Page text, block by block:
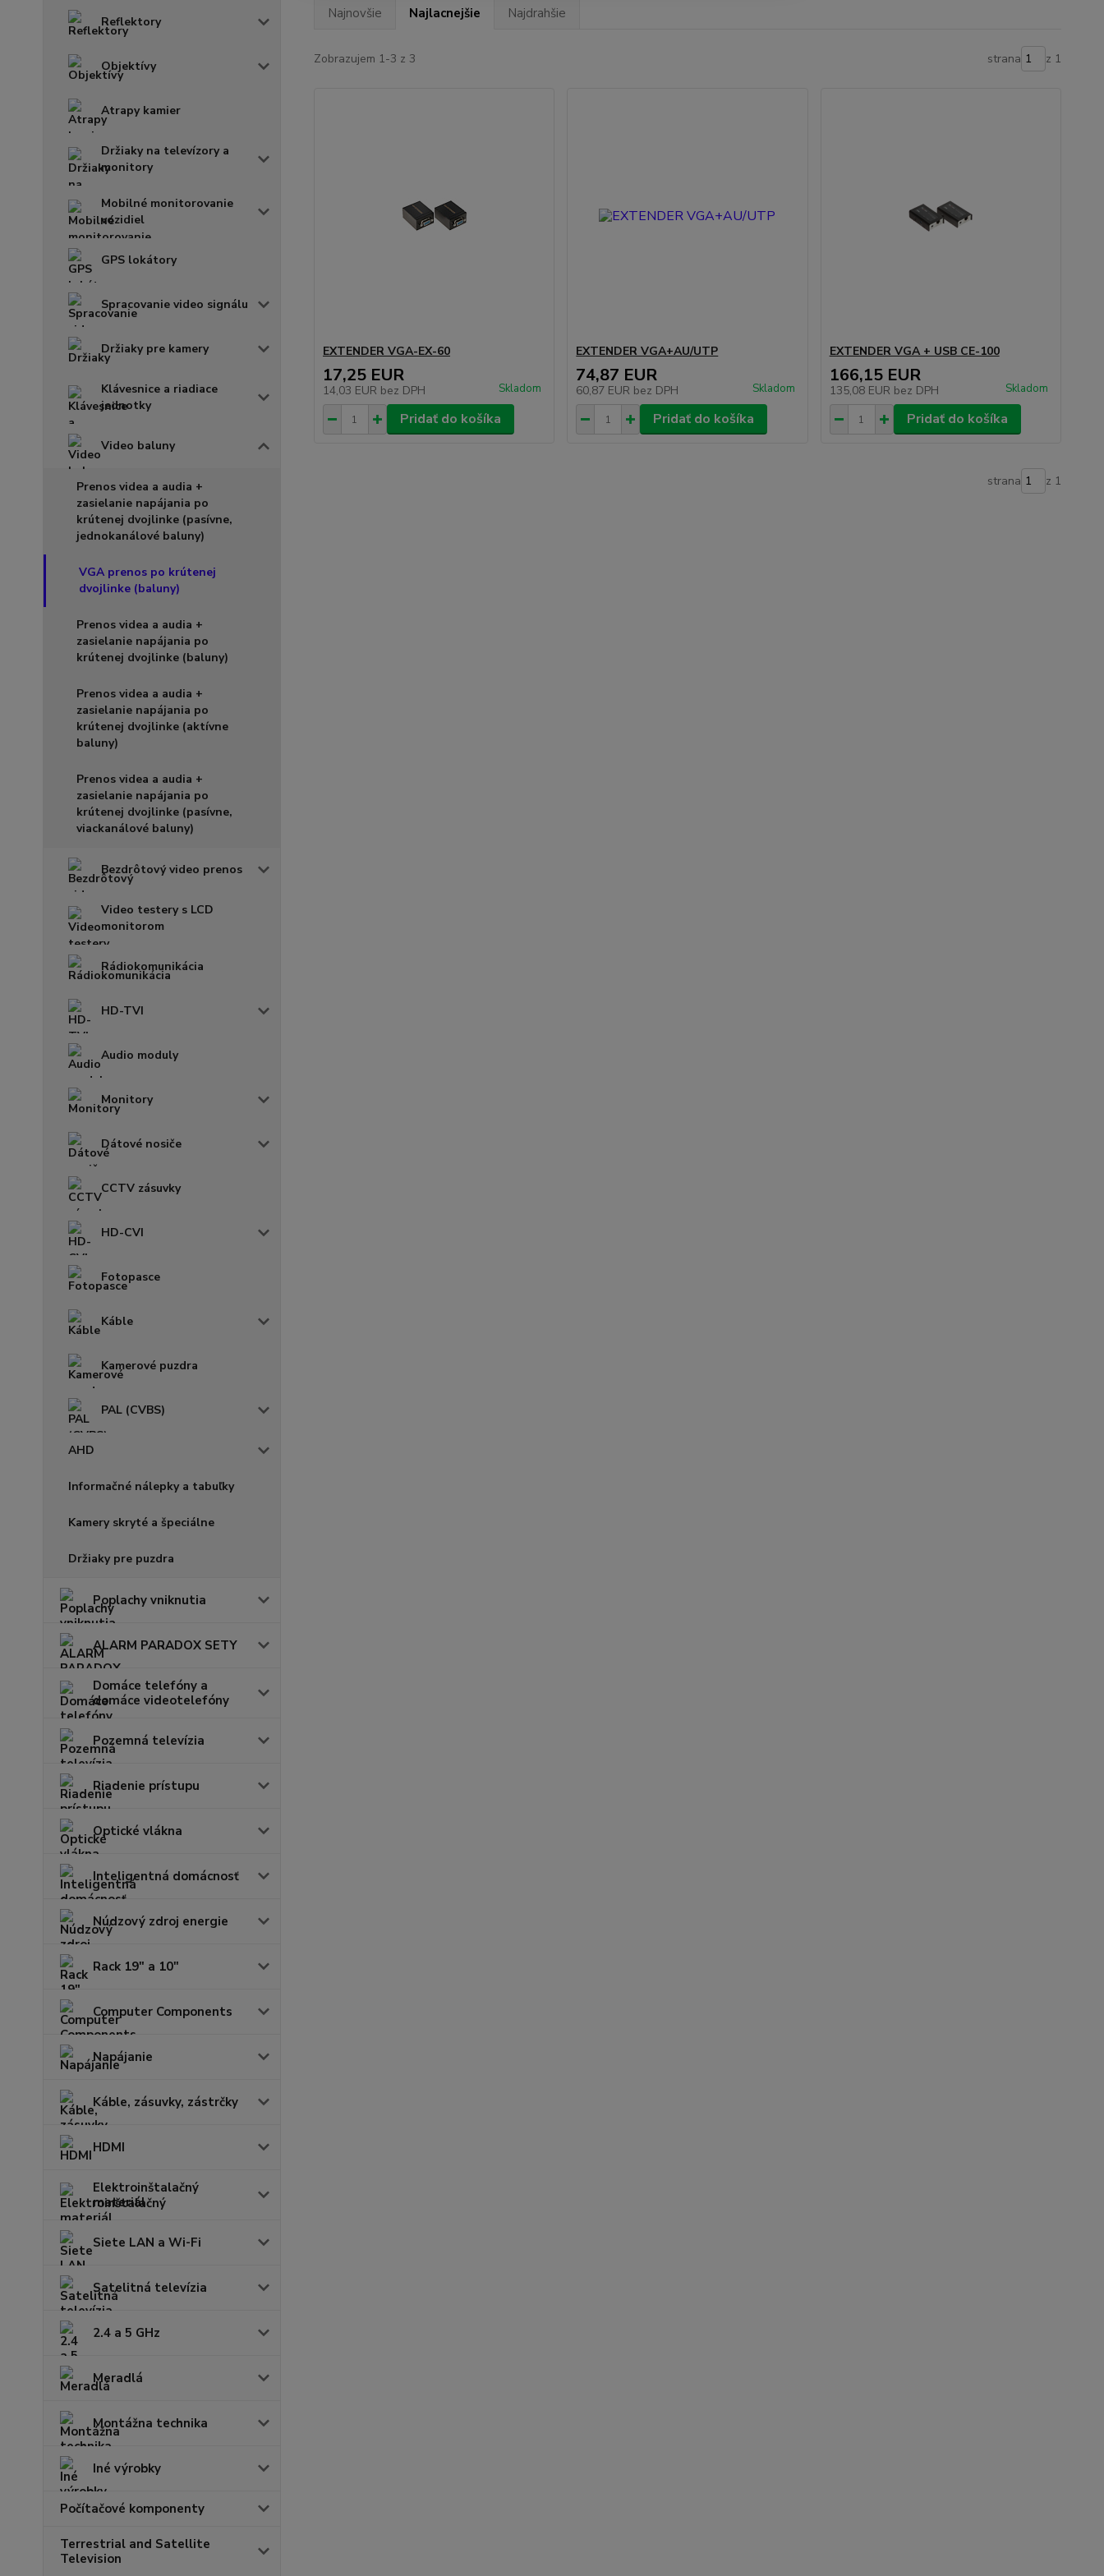
Reflektory
Objektívy
Atrapy kamier
Držiaky na televízory a
monitory
Mobilné monitorovanie
vozidiel
GPS lokátory
Spracovanie video signálu
Držiaky pre kamery
Klávesnice a riadiace
jednotky
Video baluny
Prenos videa a audia +
zasielanie napájania po
krútenej dvojlinke (pasívne,
jednokanálové baluny)
VGA prenos po krútenej
dvojlinke (baluny)
Prenos videa a audia +
zasielanie napájania po
krútenej dvojlinke (baluny)
Prenos videa a audia +
zasielanie napájania po
krútenej dvojlinke (aktívne
baluny)
Prenos videa a audia +
zasielanie napájania po
krútenej dvojlinke (pasívne,
viackanálové baluny)
Bezdrôtový video prenos
Video testery s LCD
monitorom
Rádiokomunikácia
HD-TVI
Audio moduly
Monitory
Dátové nosiče
CCTV zásuvky
HD-CVI
Fotopasce
Káble
Kamerové puzdra
PAL (CVBS)
AHD
Informačné nálepky a tabuľky
Kamery skryté a špeciálne
Držiaky pre puzdra
Poplachy vniknutia
ALARM PARADOX SETY
Domáce telefóny a
domáce videotelefóny
Pozemná televízia
Riadenie prístupu
Optické vlákna
Inteligentná domácnosť
Núdzový zdroj energie
Rack 19" a 10"
Computer Components
Napájanie
Káble, zásuvky, zástrčky
HDMI
Elektroinštalačný
materiál
Siete LAN a Wi-Fi
Satelitná televízia
2.4 a 5 GHz
Meradlá
Montážna technika
Iné výrobky
Počítačové komponenty
Terrestrial and Satellite
Television
Najnovšie Najlacnejšie Najdrahšie
Zobrazujem 1-3 z 3 strana z 1
EXTENDER VGA-EX-60
17,25 EUR
14,03 EUR bez DPH Skladom
Pridať do košíka
EXTENDER VGA+AU/UTP
74,87 EUR
60,87 EUR bez DPH Skladom
Pridať do košíka
EXTENDER VGA + USB CE-100
166,15 EUR
135,08 EUR bez DPH Skladom
Pridať do košíka
strana z 1